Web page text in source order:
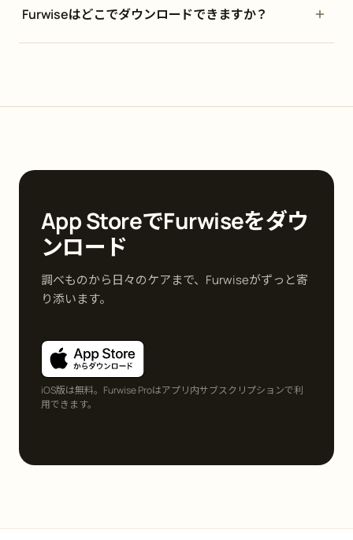
Furwiseはどこでダウンロードできますか？
App StoreでFurwiseをダウ
ンロード
調べものから日々のケアまで、Furwiseがずっと寄
り添います。
iOS版は無料。Furwise Proはアプリ内サブスクリプションで利
用できます。